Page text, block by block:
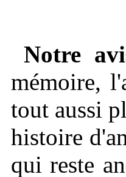
Notre
mémoire,
tout aussi
histoire
qui reste